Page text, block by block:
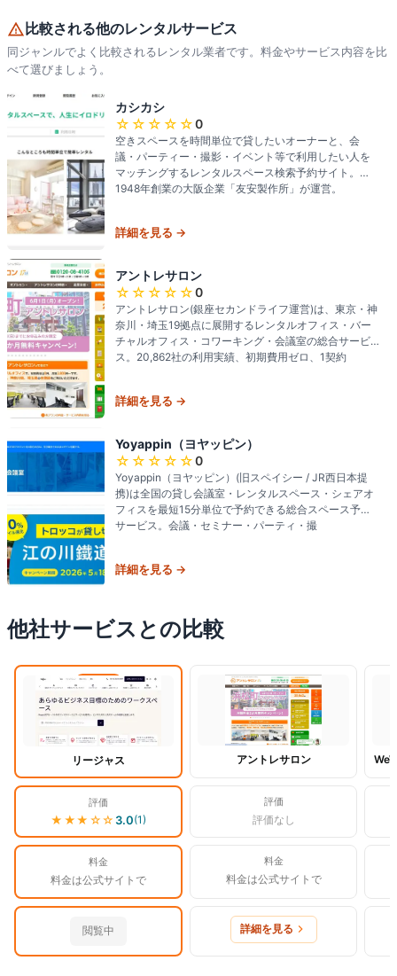
比較される他のレンタルサービス
同ジャンルでよく比較されるレンタル業者です。料金やサービス内容を比
べて選びましょう。
カシカシ
☆☆☆☆☆0
空きスペースを時間単位で貸したいオーナーと、会
議・パーティー・撮影・イベント等で利用したい人を
マッチングするレンタルスペース検索予約サイト。
1948年創業の大阪企業「友安製作所」が運営。
詳細を見る →
アントレサロン
☆☆☆☆☆0
アントレサロン(銀座セカンドライフ運営)は、東京・神
奈川・埼玉19拠点に展開するレンタルオフィス・バー
チャルオフィス・コワーキング・会議室の総合サービ
ス。20,862社の利用実績、初期費用ゼロ、1契約
詳細を見る →
Yoyappin（ヨヤッピン）
☆☆☆☆☆0
Yoyappin（ヨヤッピン）(旧スペイシー / JR西日本提
携)は全国の貸し会議室・レンタルスペース・シェアオ
フィスを最短15分単位で予約できる総合スペース予約
サービス。会議・セミナー・パーティ・撮
詳細を見る →
他社サービスとの比較
閲覧中
リージャス アントレサロン
評価
★★★ ☆☆ 3.0(1)
評価
評価なし
料金
料金は公式サイトで
料金
料金は公式サイトで
閲覧中 詳細を見る